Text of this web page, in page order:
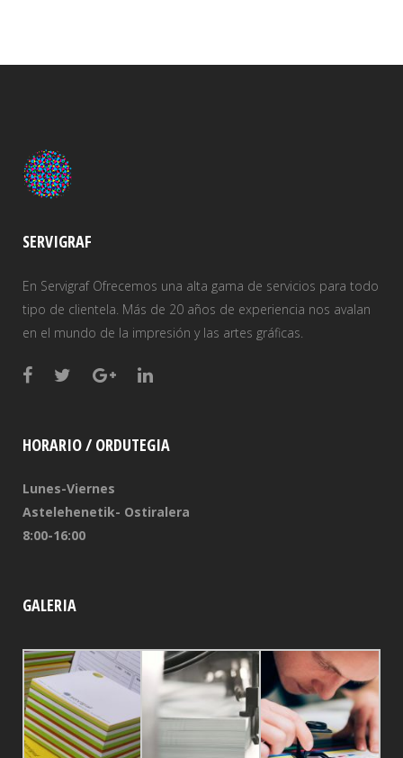
SERVIGRAF
En Servigraf Ofrecemos una alta gama de servicios para todo
tipo de clientela. Más de 20 años de experiencia nos avalan
en el mundo de la impresión y las artes gráficas.
HORARIO / ORDUTEGIA
Lunes-Viernes
Astelehenetik- Ostiralera
8:00-16:00
GALERIA